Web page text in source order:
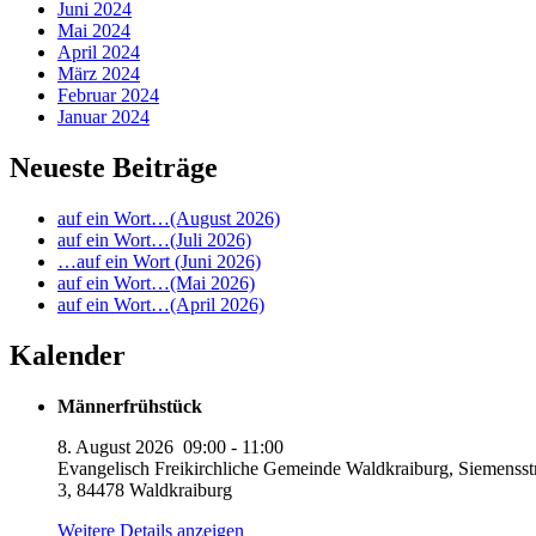
Juni 2024
Mai 2024
April 2024
März 2024
Februar 2024
Januar 2024
Neueste Beiträge
auf ein Wort…(August 2026)
auf ein Wort…(Juli 2026)
…auf ein Wort (Juni 2026)
auf ein Wort…(Mai 2026)
auf ein Wort…(April 2026)
Kalender
Männerfrühstück
8. August 2026 09:00 - 11:00
Evangelisch Freikirchliche Gemeinde Waldkraiburg,
3, 84478 Waldkraiburg
Weitere Details anzeigen